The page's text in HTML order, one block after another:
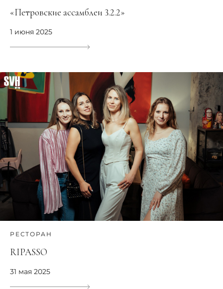
«Петровские ассамблеи 3.2.2»
1 июня 2025
РЕСТОРАН
RIPASSO
31 мая 2025